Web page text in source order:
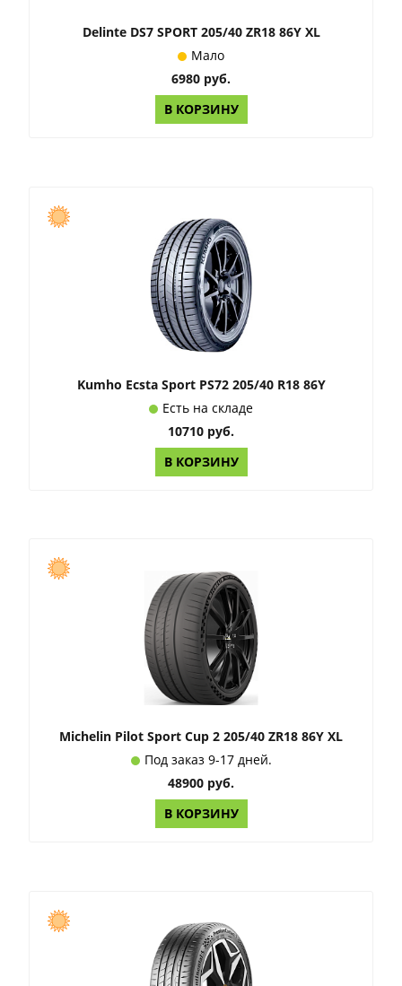
Delinte DS7 SPORT 205/40 ZR18 86Y XL
Мало
6980 руб.
В КОРЗИНУ
Kumho Ecsta Sport PS72 205/40 R18 86Y
Есть на складе
10710 руб.
В КОРЗИНУ
Michelin Pilot Sport Cup 2 205/40 ZR18 86Y XL
Под заказ 9-17 дней.
48900 руб.
В КОРЗИНУ